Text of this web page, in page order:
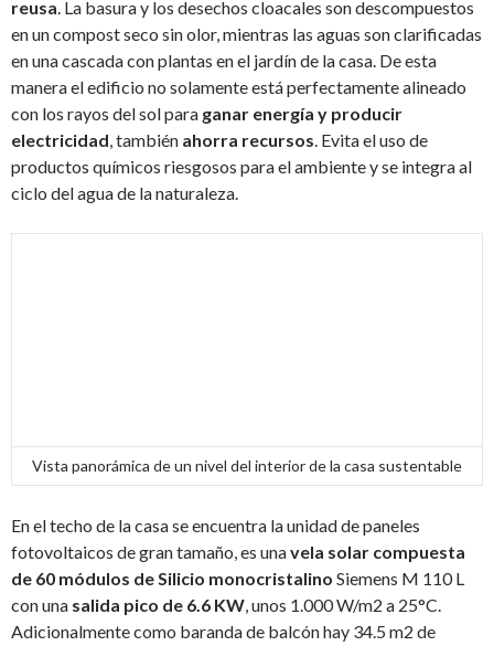
reusa. La basura y los desechos cloacales son descompuestos
en un compost seco sin olor, mientras las aguas son clarificadas
en una cascada con plantas en el jardín de la casa. De esta
manera el edificio no solamente está perfectamente alineado
con los rayos del sol para ganar energía y producir
electricidad, también ahorra recursos. Evita el uso de
productos químicos riesgosos para el ambiente y se integra al
ciclo del agua de la naturaleza.
Vista panorámica de un nivel del interior de la casa sustentable
En el techo de la casa se encuentra la unidad de paneles
fotovoltaicos de gran tamaño, es unavela solar compuesta
de 60 módulos de Silicio monocristalino Siemens M 110 L
con una salida pico de 6.6 KW, unos 1.000 W/m2 a 25°C.
Adicionalmente como baranda de balcón hay 34.5 m2 de